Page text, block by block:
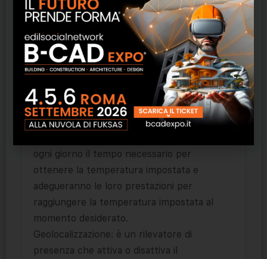
stabilizzerà nuovamente, il radiatore
riprenderà a funzionare regolarmente.
Possibilità di controllo e programmazione
WIFI
Energy manager: è possibile ottimizzare il
consumo dei radiatori definendo le
impostazioni di funzionamento.
ogni giorno il tempo necessario per
ottenere la temperatura impostata e
adegueranno le loro prestazioni per
raggiungere la temperatura impostata al
momento desiderato.
Geolocalizzazione: è un rilevatore di
presenza che attiva o disattiva il